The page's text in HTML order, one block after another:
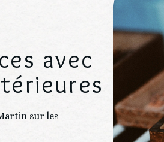
avec
sur les